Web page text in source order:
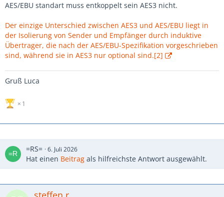
AES/EBU standart muss entkoppelt sein AES3 nicht.
Der einzige Unterschied zwischen AES3 und AES/EBU liegt in
der Isolierung von Sender und Empfänger durch induktive
Übertrager, die nach der AES/EBU-Spezifikation vorgeschrieben
sind, während sie in AES3 nur optional sind.[2]
Gruß Luca
1
=RS= 6. Juli 2026
Hat einen Beitrag als hilfreichste Antwort ausgewählt.